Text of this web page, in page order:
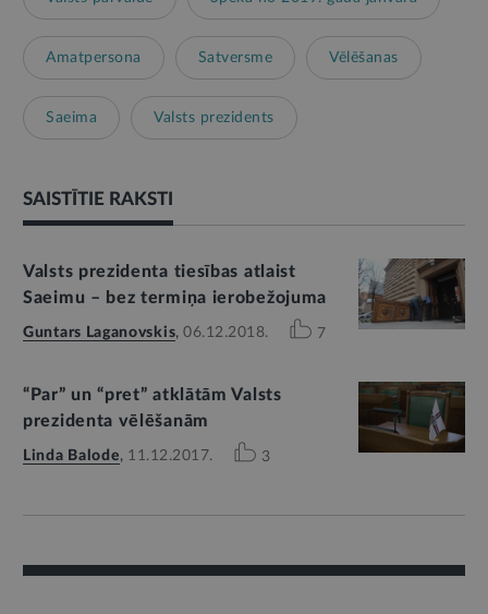
Amatpersona Satversme Vēlēšanas
Saeima Valsts prezidents
SAISTĪTIE RAKSTI
Valsts prezidenta tiesības atlaist
Saeimu – bez termiņa ierobežojuma
Guntars Laganovskis,06.12.2018. 7
“Par” un “pret” atklātām Valsts
prezidenta vēlēšanām
Linda Balode, 11.12.2017. 3